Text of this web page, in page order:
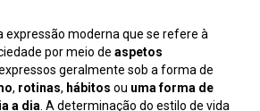
expressão moderna que se refere à
por meio deaspetos
geralmente sob a forma de
, rotinas, hábitosou uma forma de
a dia . A determinação do estilo de vida